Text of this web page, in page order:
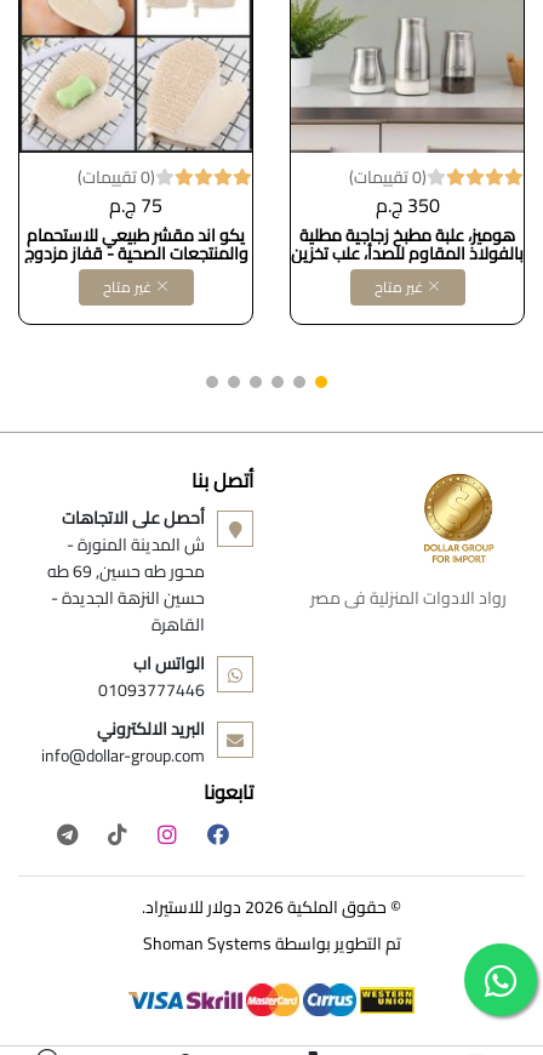
(0 تقييمات)
350 ج.م
هوميز، علبة مطبخ زجاجية مطلية
بالفولاذ المقاوم للصدأ، علب تخزين
طعام محكمة الإغلاق، نافذة
مرئية لتنظيم حاويات حبوب التوابل،
1000 مل، 1500 مل زجاجDollars
غير متاح
(0 تقييمات)
75 ج.م
يكو اند مقشر طبيعي للاستحمام
والمنتجعات الصحية - قفاز مزدوج
الجوانب من السيزال والقطن -
FOR IMPORT كود
B08WKMHTGH
غير متاح
رواد الادوات المنزلية فى مصر
أتصل بنا
أحصل على الاتجاهات
ش المدينة المنورة -
محور طه حسين, 69 طه
حسين النزهة الجديدة -
القاهرة
الواتس اب
01093777446
البريد الالكتروني
info@dollar-group.com
تابعونا
© حقوق الملكية 2026 دولار للاستيراد.
تم التطوير بواسطةShoman Systems